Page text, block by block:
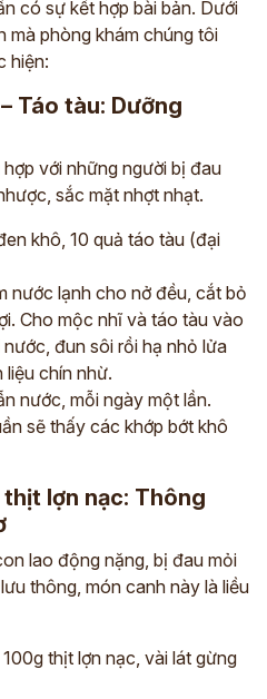
có sự kết hợp bài bản. Dưới
mà phòng khám chúng tôi
hiện:
Táo tàu: Dưỡng
với những người bị đau
sắc mặt nhợt nhạt.
khô, 10 quả táo tàu (đại
nước lạnh cho nở đều, cắt bỏ
Cho mộc nhĩ và táo tàu vào
đun sôi rồi hạ nhỏ lửa
liệu chín nhừ.
nước, mỗi ngày một lần.
sẽ thấy các khớp bớt khô
thịt lợn nạc: Thông
lao động nặng, bị đau mỏi
thông, món canh này là liều
thịt lợn nạc, vài lát gừng